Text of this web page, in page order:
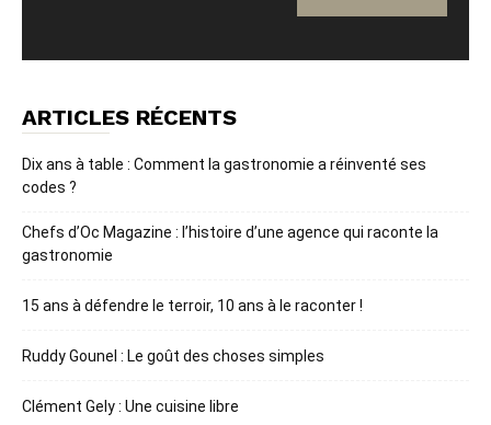
ARTICLES RÉCENTS
Dix ans à table : Comment la gastronomie a réinventé ses
codes ?
Chefs d’Oc Magazine : l’histoire d’une agence qui raconte la
gastronomie
15 ans à défendre le terroir, 10 ans à le raconter !
Ruddy Gounel : Le goût des choses simples
Clément Gely : Une cuisine libre